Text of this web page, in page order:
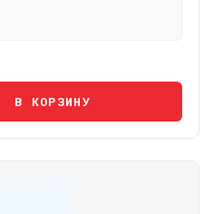
В КОРЗИНУ